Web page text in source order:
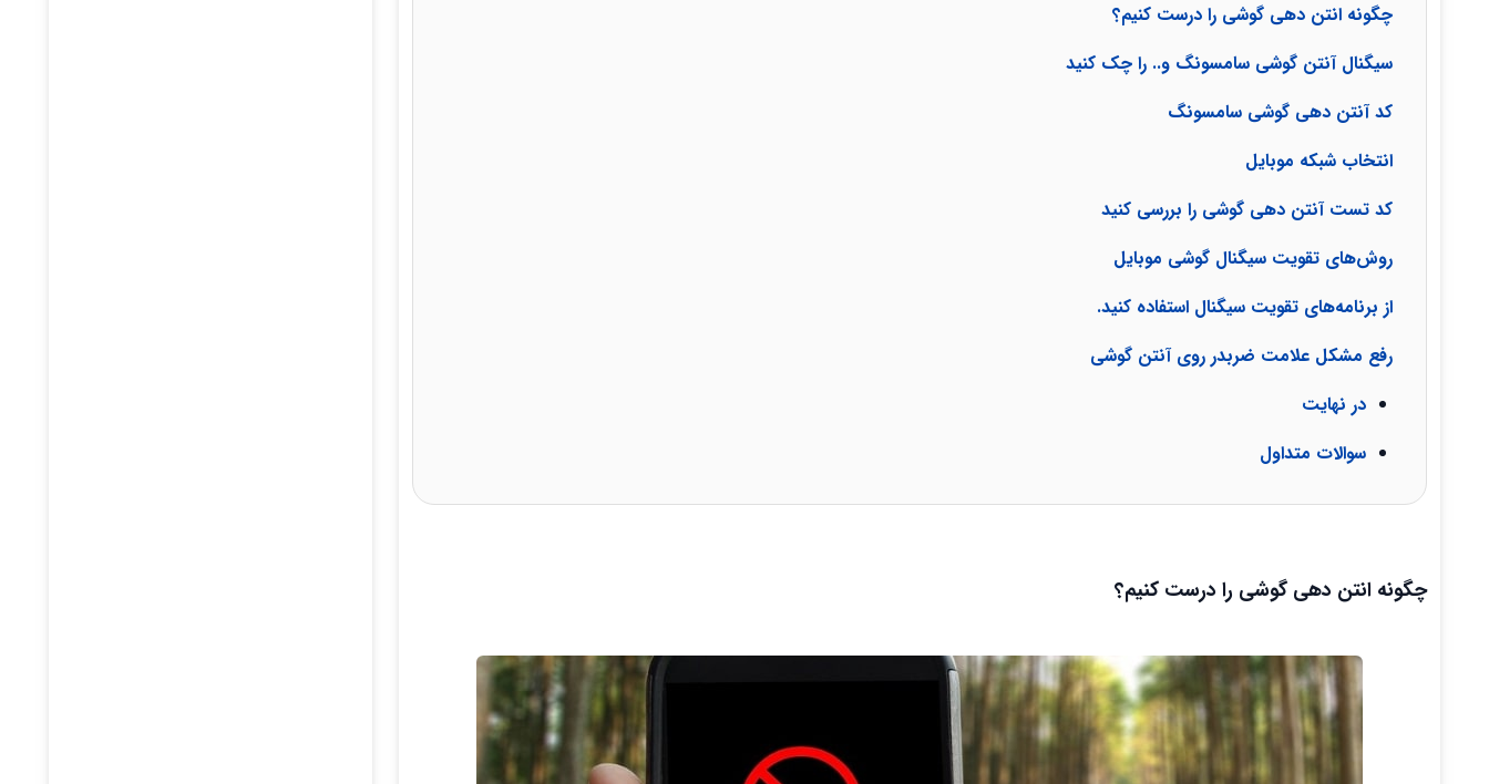
چگونه انتن دهی گوشی را درست کنیم؟
سیگنال آنتن گوشی سامسونگ و.. را چک کنید
کد آنتن دهی گوشی سامسونگ
انتخاب شبکه موبایل
کد تست آنتن دهی گوشی را بررسی کنید
روش‌های تقویت سیگنال گوشی موبایل
از برنامه‌های تقویت سیگنال استفاده کنید.
رفع مشکل علامت ضربدر روی آنتن گوشی
در نهایت
سوالات متداول
چگونه انتن دهی گوشی را درست کنیم؟